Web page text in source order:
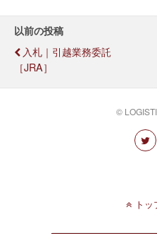
以前の投稿
入札｜引越業務委託
［JRA］
©
ト